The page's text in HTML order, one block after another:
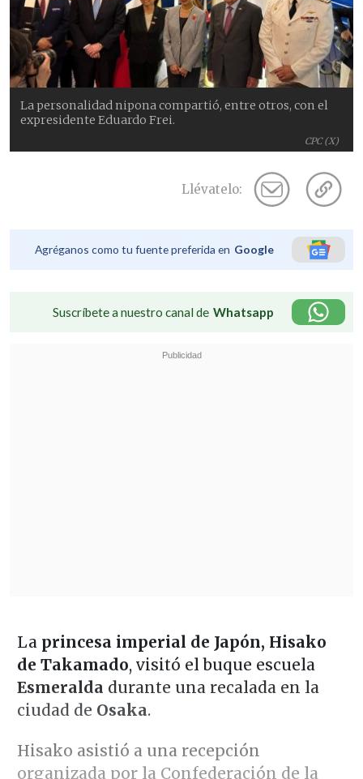
CPC (X)
La personalidad nipona compartió, entre otros, con el
expresidente Eduardo Frei.
Llévatelo:
Agréganos como tu fuente preferida en Google
Suscríbete a nuestro canal de Whatsapp
La princesa imperial de Japón, Hisako
de Takamado, visitó el buque escuela
Esmeralda durante una recalada en la
ciudad de Osaka.
Hisako asistió a una recepción
organizada por la Confederación de la